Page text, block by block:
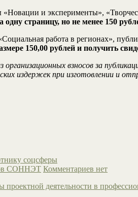
и эксперименты»,
одну страницу, но не менее 150
работа в регионах»,
150,00 рублей и получить
организационных взносов за
издержек при изготовлении и
соцсферы
СОННЭТ Комментариев нет
деятельности в